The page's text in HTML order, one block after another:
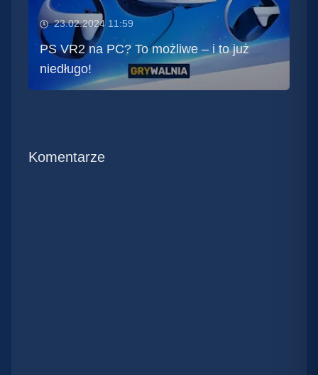
23.02.2024 11:59
PS VR2 na PC? To możliwe – i to już
niedługo!
Komentarze